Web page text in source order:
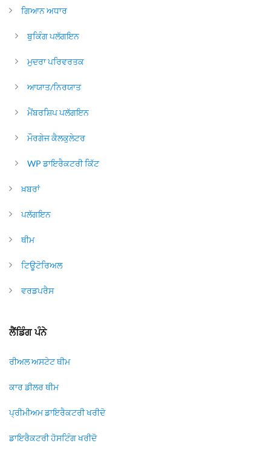
ਗਿਆਨ ਅਧਾਰ
ਬੁਕਿੰਗ ਪਲੱਗਇਨ
ਮੁਦਰਾ ਪਰਿਵਰਤਕ
ਆਯਾਤ/ਨਿਰਯਾਤ
ਮੈਂਬਰਸ਼ਿਪ ਪਲੱਗਇਨ
ਮੌਰਗੇਜ ਕੈਲਕੁਲੇਟਰ
WP ਡਾਇਰੈਕਟਰੀ ਕਿੱਟ
ਖ਼ਬਰਾਂ
ਪਲੱਗਇਨ
ਥੀਮ
ਟਿਊਟੋਰਿਅਲ
ਵਰਡਪਰੈਸ
ਲੈਂਡਿੰਗ ਪੰਨੇ
ਰੀਅਲ ਅਸਟੇਟ ਥੀਮ
ਕਾਰ ਡੀਲਰ ਥੀਮ
ਪ੍ਰੀਮੀਅਮ ਡਾਇਰੈਕਟਰੀ ਖਰੀਦੋ
ਡਾਇਰੈਕਟਰੀ ਹੋਸਟਿੰਗ ਖਰੀਦੋ